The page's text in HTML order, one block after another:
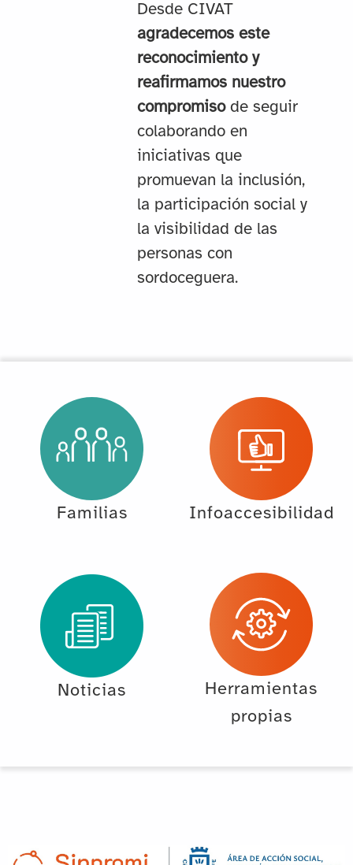
Desde CIVAT
agradecemos este
reconocimiento y
reafirmamos nuestro
compromisode seguir
colaborando en
iniciativas que
promuevan la inclusión,
la participación social y
la visibilidad de las
personas con
sordoceguera.
Familias Infoaccesibilidad
Noticias
Herramientas
propias